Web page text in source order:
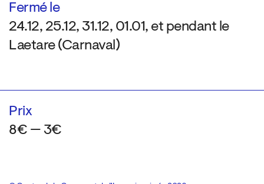
Fermé le
24.12, 25.12, 31.12, 01.01, et pendant le
Laetare (Carnaval)
Prix
8€ — 3€